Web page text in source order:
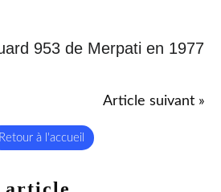
953 de Merpati en 1977
Article suivant »
Retour à l'accueil